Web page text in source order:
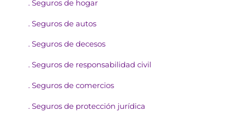
. Seguros de hogar
. Seguros de autos
. Seguros de decesos
. Seguros de responsabilidad civil
. Seguros de comercios
. Seguros de protección jurídica